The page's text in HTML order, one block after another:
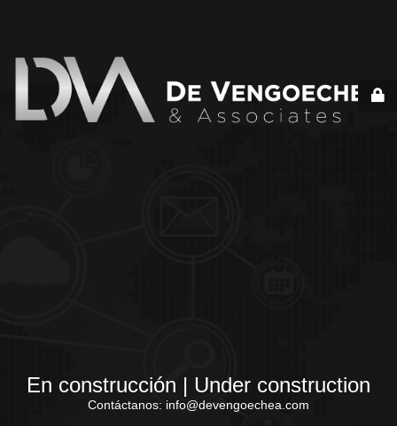
En construcción | Under construction
Contáctanos: info@devengoechea.com